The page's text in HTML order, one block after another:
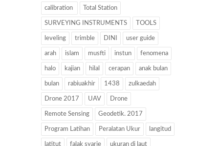
calibration Total Station
SURVEYING INSTRUMENTS TOOLS
leveling trimble DINI user guide
arah islam musfti instun fenomena
halo kajian hilal cerapan anak bulan
bulan rabiuakhir 1438 zulkaedah
Drone 2017 UAV Drone
Remote Sensing Geodetik. 2017
Program Latihan Peralatan Ukur langitud
latitut falak syarie ukuran di laut